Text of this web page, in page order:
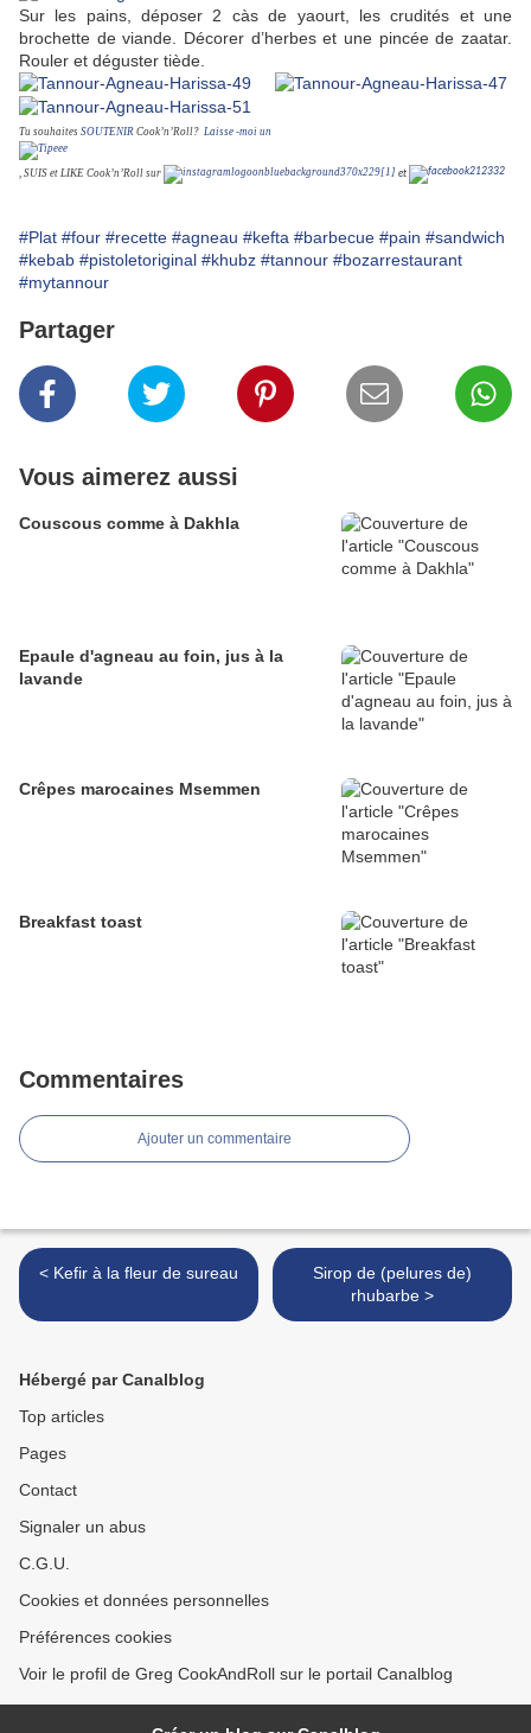
Sur les pains, déposer 2 càs de yaourt, les crudités et une
brochette de viande. Décorer d’herbes et une pincée de zaatar.
Rouler et déguster tiède.
Tu souhaites SOUTENIR Cook’n’Roll? Laisse -moi un
, SUIS et LIKE Cook’n’Roll sur et
#Plat #four #recette #agneau #kefta #barbecue #pain #sandwich
#kebab #pistoletoriginal #khubz #tannour #bozarrestaurant
#mytannour
Partager
Vous aimerez aussi
Couscous comme à Dakhla
Epaule d'agneau au foin, jus à la
lavande
Crêpes marocaines Msemmen
Breakfast toast
Commentaires
Ajouter un commentaire
< Kefir à la fleur de sureau
Sirop de (pelures de)
rhubarbe >
Hébergé par Canalblog
Top articles
Pages
Contact
Signaler un abus
C.G.U.
Cookies et données personnelles
Préférences cookies
Voir le profil de Greg CookAndRoll sur le portail Canalblog